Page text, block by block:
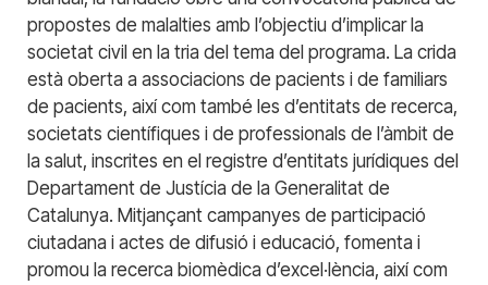
propostes de malalties amb l’objectiu d’implicar la
societat civil en la tria del tema del programa. La crida
està oberta a associacions de pacients i de familiars
de pacients, així com també les d’entitats de recerca,
societats científiques i de professionals de l’àmbit de
la salut, inscrites en el registre d’entitats jurídiques del
Departament de Justícia de la Generalitat de
Catalunya. Mitjançant campanyes de participació
ciutadana i actes de difusió i educació, fomenta i
promou la recerca biomèdica d’excel·lència, així com